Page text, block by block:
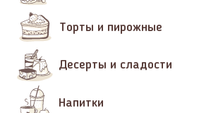
Торты и пирожные
Десерты и сладости
Напитки